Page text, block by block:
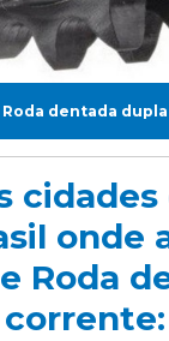
Roda dentada dupla
onde
Roda
corrente: